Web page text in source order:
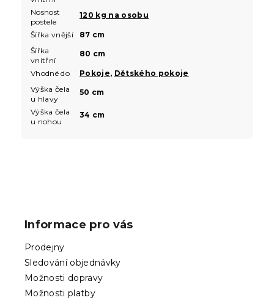
Nosnost
postele
120 kg na osobu
Šířka vnější
87 cm
Šířka
vnitřní
80 cm
Vhodné do Pokoje, Dětského pokoje
Výška čela
u hlavy
50 cm
Výška čela
u nohou
34 cm
Informace pro vás
Prodejny
Sledování objednávky
Možnosti dopravy
Možnosti platby